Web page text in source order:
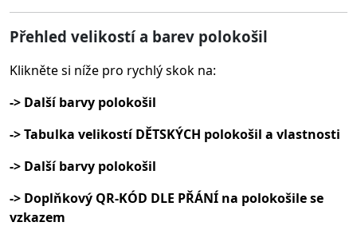
Přehled velikostí a barev polokošil
Klikněte si níže pro rychlý skok na:
-> Další barvy polokošil
-> Tabulka velikostí DĚTSKÝCH polokošil a vlastnosti
-> Další barvy polokošil
-> Doplňkový QR-KÓD DLE PŘÁNÍ na polokošile se
vzkazem